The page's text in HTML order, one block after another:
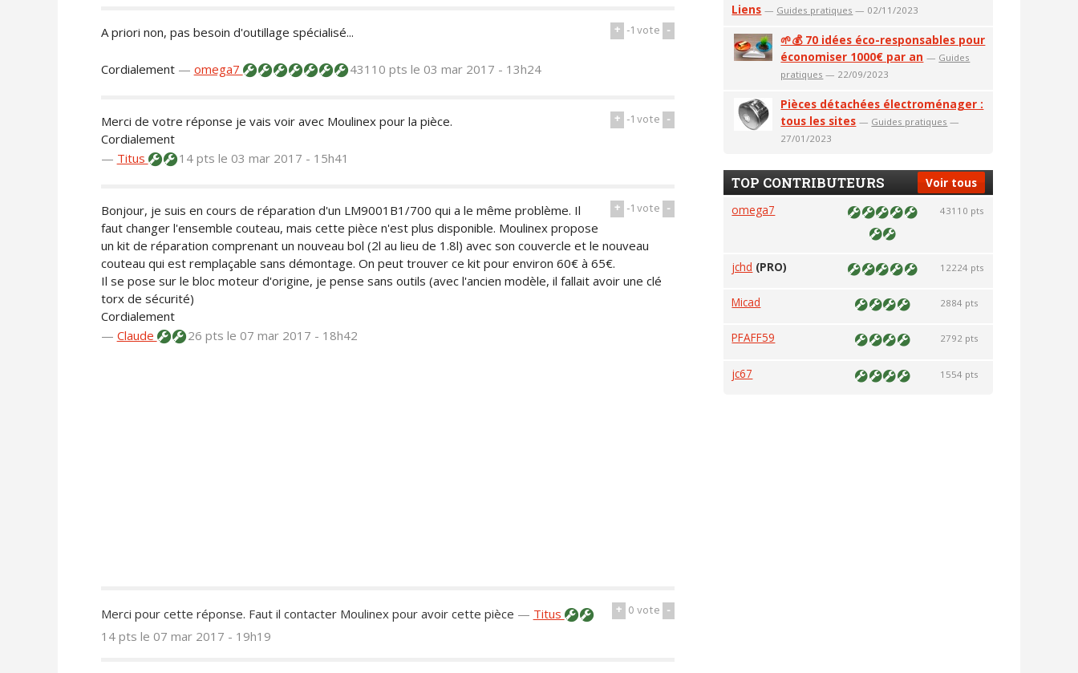
+ -1vote -
A priori non, pas besoin d'outillage spécialisé...
Cordialement — omega7 43110 pts le 03 mar 2017 - 13h24
+ -1vote -
Merci de votre réponse je vais voir avec Moulinex pour la pièce.
Cordialement
— Titus 14 pts le 03 mar 2017 - 15h41
+ -1vote -
Bonjour, je suis en cours de réparation d'un LM9001B1/700 qui a le même problème. Il
faut changer l'ensemble couteau, mais cette pièce n'est plus disponible. Moulinex propose
un kit de réparation comprenant un nouveau bol (2l au lieu de 1.8l) avec son couvercle et le nouveau
couteau qui est remplaçable sans démontage. On peut trouver ce kit pour environ 60€ à 65€.
Il se pose sur le bloc moteur d'origine, je pense sans outils (avec l'ancien modèle, il fallait avoir une clé
torx de sécurité)
Cordialement
— Claude 26 pts le 07 mar 2017 - 18h42
+ 0vote -
Merci pour cette réponse. Faut il contacter Moulinex pour avoir cette pièce — Titus
14 pts le 07 mar 2017 - 19h19
Liens — Guides pratiques — 02/11/2023
🌱💰 70 idées éco-responsables pour
économiser 1000€ par an — Guides
pratiques — 22/09/2023
Pièces détachées électroménager :
tous les sites — Guides pratiques —
27/01/2023
Voir tous
TOP CONTRIBUTEURS
omega7 43110 pts
jchd (PRO) 12224 pts
Micad 2884 pts
PFAFF59 2792 pts
jc67 1554 pts